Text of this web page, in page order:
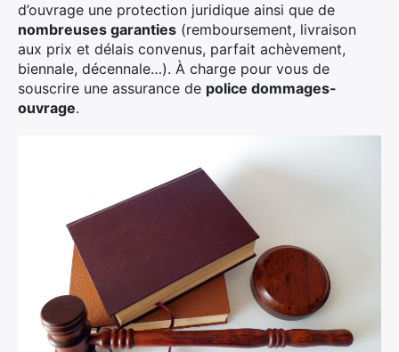
d’ouvrage une protection juridique ainsi que de
nombreuses garanties (remboursement, livraison
aux prix et délais convenus, parfait achèvement,
biennale, décennale…). À charge pour vous de
souscrire une assurance de police dommages-
ouvrage.